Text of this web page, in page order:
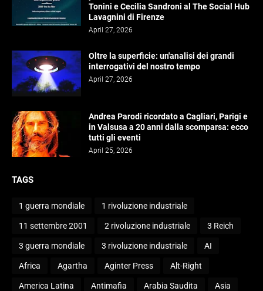
Tonini e Cecilia Sandroni al The Social Hub
Lavagnini di Firenze
April 27, 2026
Oltre la superficie: un'analisi dei grandi
interrogativi del nostro tempo
April 27, 2026
Andrea Parodi ricordato a Cagliari, Parigi e
in Valsusa a 20 anni dalla scomparsa: ecco
tutti gli eventi
April 25, 2026
TAGS
1 guerra mondiale 1 rivoluzione industriale
11 settembre 2001 2 rivoluzione industriale 3 Reich
3 guerra mondiale 3 rivoluzione industriale AI
Africa Agartha Aginter Press Alt-Right
America Latina Antimafia Arabia Saudita Asia